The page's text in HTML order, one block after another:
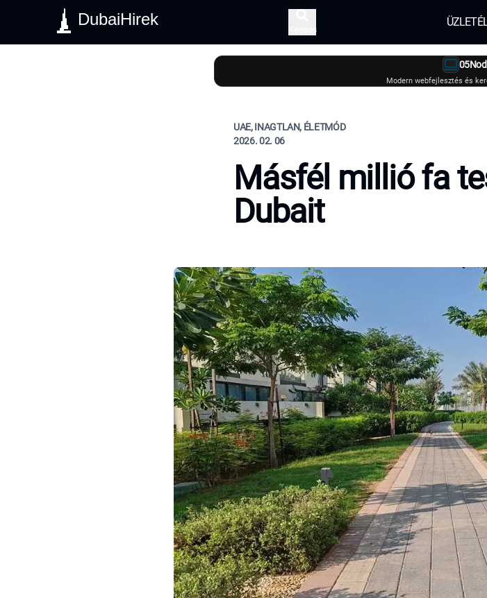
DubaiHirek
Keresés
ÜZLET
Modern webfejlesztés és
UAE, INAGTLAN, ÉLETMÓD
2026. 02. 06
Másfél millió fa
Dubait